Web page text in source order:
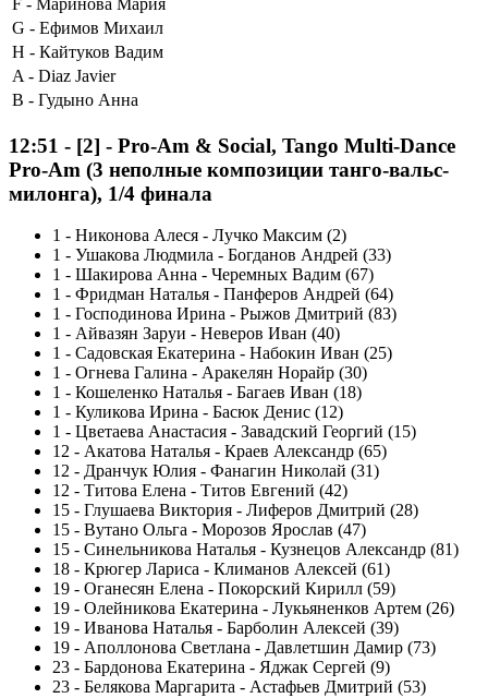
G - Ефимов Михаил
H - Кайтуков Вадим
A - Diaz Javier
B - Гудыно Анна
12:51 - [2] - Pro-Am & Social, Tango Multi-Dance
Pro-Am (3 неполные композиции танго-вальс-
милонга), 1/4 финала
1 - Никонова Алеся - Лучко Максим (2)
1 - Ушакова Людмила - Богданов Андрей (33)
1 - Шакирова Анна - Черемных Вадим (67)
1 - Фридман Наталья - Панферов Андрей (64)
1 - Господинова Ирина - Рыжов Дмитрий (83)
1 - Айвазян Заруи - Неверов Иван (40)
1 - Садовская Екатерина - Набокин Иван (25)
1 - Огнева Галина - Аракелян Норайр (30)
1 - Кошеленко Наталья - Багаев Иван (18)
1 - Куликова Ирина - Басюк Денис (12)
1 - Цветаева Анастасия - Завадский Георгий (15)
12 - Акатова Наталья - Краев Александр (65)
12 - Дранчук Юлия - Фанагин Николай (31)
12 - Титова Елена - Титов Евгений (42)
15 - Глушаева Виктория - Лиферов Дмитрий (28)
15 - Вутано Ольга - Морозов Ярослав (47)
15 - Синельникова Наталья - Кузнецов Александр (81)
18 - Крюгер Лариса - Климанов Алексей (61)
19 - Оганесян Елена - Покорский Кирилл (59)
19 - Олейникова Екатерина - Лукьяненков Артем (26)
19 - Иванова Наталья - Барболин Алексей (39)
19 - Аполлонова Светлана - Давлетшин Дамир (73)
23 - Бардонова Екатерина - Яджак Сергей (9)
23 - Белякова Маргарита - Астафьев Дмитрий (53)